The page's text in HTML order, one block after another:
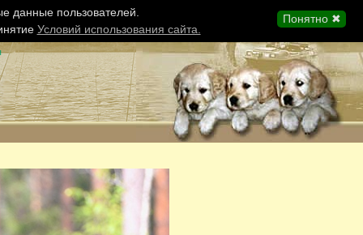
Понятно ✖
данные пользователей.
Условий использования сайта.